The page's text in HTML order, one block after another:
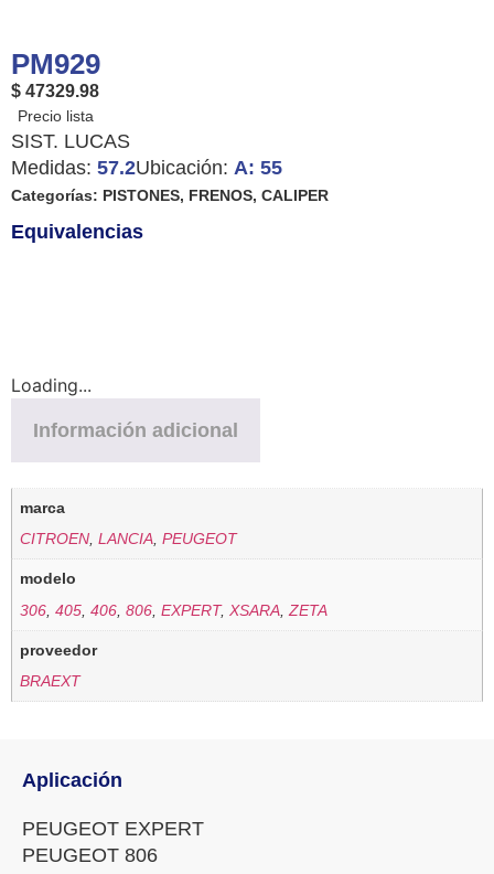
PM929
$ 47329.98
SIST. LUCAS
Medidas: 57.2Ubicación: A: 55
Categorías: PISTONES, FRENOS, CALIPER
Equivalencias
Loading...
Información adicional
marca
CITROEN ,LANCIA ,PEUGEOT
modelo
306 ,405 ,406 ,806 ,EXPERT, XSARA ,ZETA
proveedor
BRAEXT
Aplicación
PEUGEOT EXPERT
PEUGEOT 806